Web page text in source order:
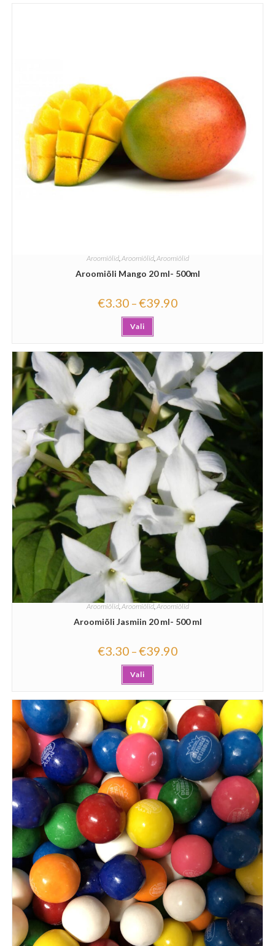
Aroomiõlid, Aroomiõlid, Aroomiõlid
Aroomiõli Mango 20 ml- 500ml
€3.30 –€39.90
Vali
Aroomiõlid, Aroomiõlid, Aroomiõlid
Aroomiõli Jasmiin 20 ml- 500 ml
€3.30 –€39.90
Vali